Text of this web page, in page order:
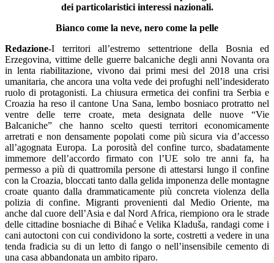
dei particolaristici interessi nazionali.
Bianco come la neve, nero come la pelle
Redazione-I territori all’estremo settentrione della Bosnia ed
Erzegovina, vittime delle guerre balcaniche degli anni Novanta ora
in lenta riabilitazione, vivono dai primi mesi del 2018 una crisi
umanitaria, che ancora una volta vede dei profughi nell’indesiderato
ruolo di protagonisti. La chiusura ermetica dei confini tra Serbia e
Croazia ha reso il cantone Una Sana, lembo bosniaco protratto nel
ventre delle terre croate, meta designata delle nuove “Vie
Balcaniche” che hanno scelto questi territori economicamente
arretrati e non densamente popolati come più sicura via d’accesso
all’agognata Europa. La porosità del confine turco, sbadatamente
immemore dell’accordo firmato con l’UE solo tre anni fa, ha
permesso a più di quattromila persone di attestarsi lungo il confine
con la Croazia, bloccati tanto dalla gelida imponenza delle montagne
croate quanto dalla drammaticamente più concreta violenza della
polizia di confine. Migranti provenienti dal Medio Oriente, ma
anche dal cuore dell’Asia e dal Nord Africa, riempiono ora le strade
delle cittadine bosniache di Bihać e Velika Kladuša, randagi come i
cani autoctoni con cui condividono la sorte, costretti a vedere in una
tenda fradicia su di un letto di fango o nell’insensibile cemento di
una casa abbandonata un ambito riparo.